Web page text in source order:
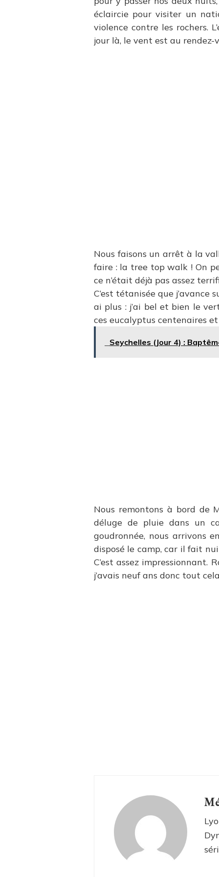
éclaircie pour visiter un
violence contre les rochers.
jour là, le vent est au
Nous faisons un arrêt à la
faire : la tree top walk ! On
ce n’était déjà pas assez
C’est tétanisée que j’avance
ai plus : j’ai bel et bien le
ces eucalyptus centenaires
Seychelles (Jour 4) :
Nous remontons à bord de
déluge de pluie dans un
goudronnée, nous arrivons
disposé le camp, car il fait
C’est assez impressionnant.
j’avais neuf ans donc tout